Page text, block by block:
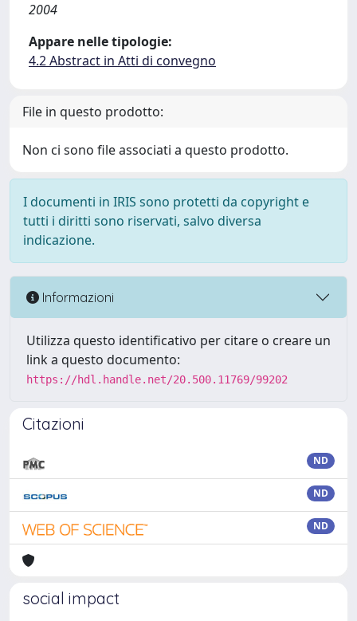
2004
Appare nelle tipologie:
4.2 Abstract in Atti di convegno
File in questo prodotto:
Non ci sono file associati a questo prodotto.
I documenti in IRIS sono protetti da copyright e
tutti i diritti sono riservati, salvo diversa
indicazione.
Informazioni
Utilizza questo identificativo per citare o creare un
link a questo documento:
https://hdl.handle.net/20.500.11769/99202
Citazioni
ND
ND
ND
social impact